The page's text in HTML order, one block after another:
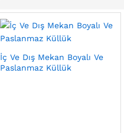
İç Ve Dış Mekan Boyalı Ve
Paslanmaz Küllük